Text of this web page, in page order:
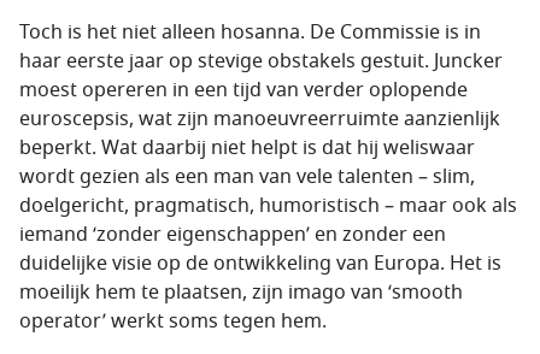
Toch is het niet alleen hosanna. De Commissie is in
haar eerste jaar op stevige obstakels gestuit. Juncker
moest opereren in een tijd van verder oplopende
euroscepsis, wat zijn manoeuvreerruimte aanzienlijk
beperkt. Wat daarbij niet helpt is dat hij weliswaar
wordt gezien als een man van vele talenten – slim,
doelgericht, pragmatisch, humoristisch – maar ook als
iemand ‘zonder eigenschappen’ en zonder een
duidelijke visie op de ontwikkeling van Europa. Het is
moeilijk hem te plaatsen, zijn imago van ‘smooth
operator’ werkt soms tegen hem.